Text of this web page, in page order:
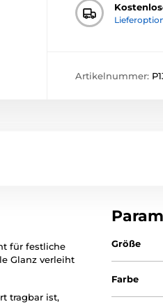
Artikelnummer:
für festliche
Glanz verleiht
tragbar ist,
Größe
Farbe